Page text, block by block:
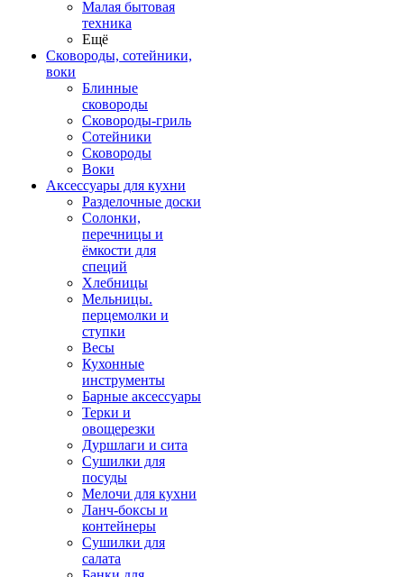
Малая бытовая
техника
Ещё
Сковороды, сотейники,
воки
Блинные
сковороды
Сковороды-гриль
Сотейники
Сковороды
Воки
Аксессуары для кухни
Разделочные доски
Солонки,
перечницы и
ёмкости для
специй
Хлебницы
Мельницы.
перцемолки и
ступки
Весы
Кухонные
инструменты
Барные аксессуары
Терки и
овощерезки
Дуршлаги и сита
Сушилки для
посуды
Мелочи для кухни
Ланч-боксы и
контейнеры
Сушилки для
салата